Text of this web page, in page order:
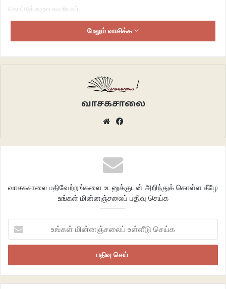
தொட்டுத் தழுவ தவறியவர்.
உலகமே,
உங்கள் வீரிய விஞ்ஞான வளர்ச்சியால்
மேலும் வாசிக்க
வாசகசாலை
Website
வாசகசாலை பதிவேற்றங்களை உடனுக்குடன் அறிந்துக் கொள்ள கீழே
உங்கள் மின்னஞ்சலைப் பதிவு செய்க
மின்னஞ்சலைப்
உள்ளீடு